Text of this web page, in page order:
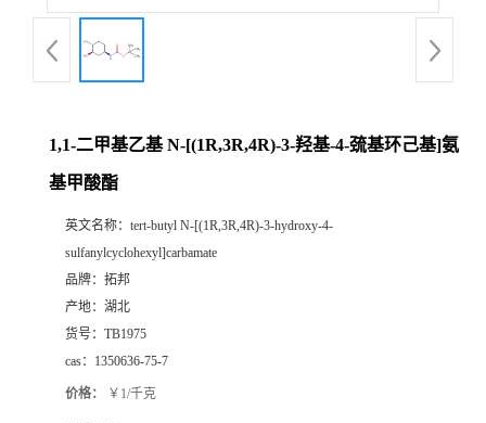
1,1-二甲基乙基 N-[(1R,3R,4R)-3-羟基-4-巯基环己基]氨
基甲酸酯
英文名称： tert-butyl N-[(1R,3R,4R)-3-hydroxy-4-
sulfanylcyclohexyl]carbamate
品牌： 拓邦
产地： 湖北
货号： TB1975
cas： 1350636-75-7
价格： ￥1/千克